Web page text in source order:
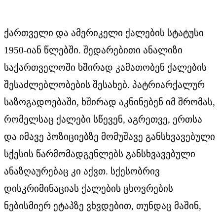
ქართველი და ამერიკელი ქალების სტატუსი
1950-იან წლებში. შედარებითი ანალიზი
საქართველოში ხშირად კამათობენ ქალების
შესაძლებლობების შესახებ. პატრიარქალურ
საზოგადოებაში, ხშირად აკნინებენ იმ შრომას,
რომელსაც ქალები სწევენ, აგრეთვე, ერთსა
და იმავე პოზიციებზე მომუშავე განსხვავებული
სქესის წარმომადგენლებს განსხვავებული
ანაზღაურებაც კი აქვთ. სქესობრივ
დისკრიმინაციას ქალების ცხოვრების
ნებისმიერ ეტაპზე ვხვდებით, თუნდაც მაშინ,